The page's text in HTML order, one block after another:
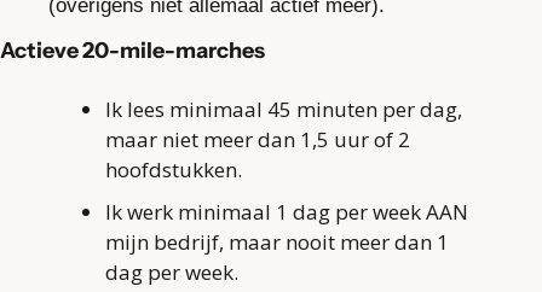
(overigens niet allemaal actief meer).
Actieve 20-mile-marches
Ik lees minimaal 45 minuten per dag,
maar niet meer dan 1,5 uur of 2
hoofdstukken.
Ik werk minimaal 1 dag per week AAN
mijn bedrijf, maar nooit meer dan 1
dag per week.